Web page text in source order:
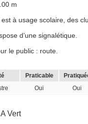
m
à usage scolaire, des
d’une signalétique.
le public : route.
Praticable
Oui Oui
Vert